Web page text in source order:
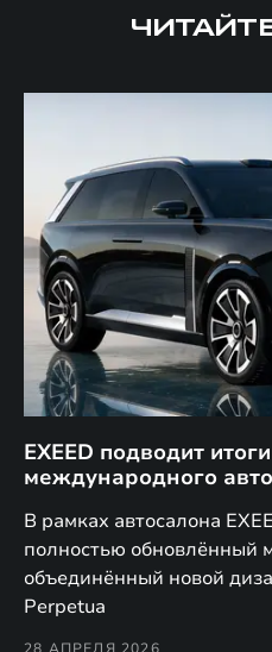
EXEED подводит
международного
В рамках автосалона
полностью обновлённый
объединённый новой
Perpetua